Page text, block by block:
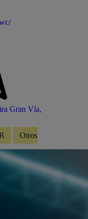
Gran Vía,
Otros